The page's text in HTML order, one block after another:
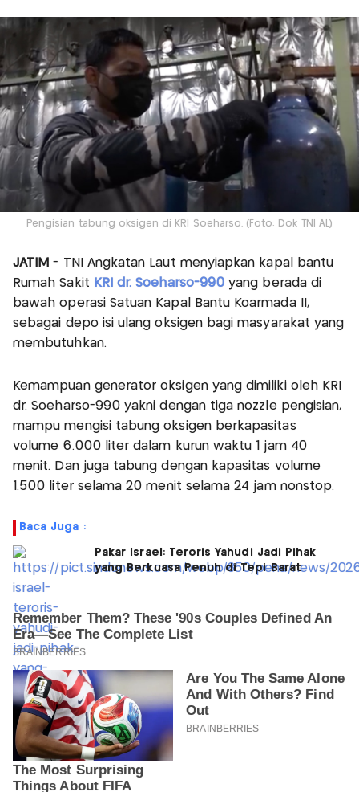
Pengisian tabung oksigen di KRI Soeharso. (Foto: Dok TNI AL)
JATIM - TNI Angkatan Laut menyiapkan kapal bantu
Rumah Sakit KRI dr. Soeharso-990 yang berada di
bawah operasi Satuan Kapal Bantu Koarmada II,
sebagai depo isi ulang oksigen bagi masyarakat yang
membutuhkan.
Kemampuan generator oksigen yang dimiliki oleh KRI
dr. Soeharso-990 yakni dengan tiga nozzle pengisian,
mampu mengisi tabung oksigen berkapasitas
volume 6.000 liter dalam kurun waktu 1 jam 40
menit. Dan juga tabung dengan kapasitas volume
1.500 liter selama 20 menit selama 24 jam nonstop.
Baca Juga :
Pakar Israel: Teroris Yahudi Jadi Pihak
yang Berkuasa Penuh di Tepi Barat